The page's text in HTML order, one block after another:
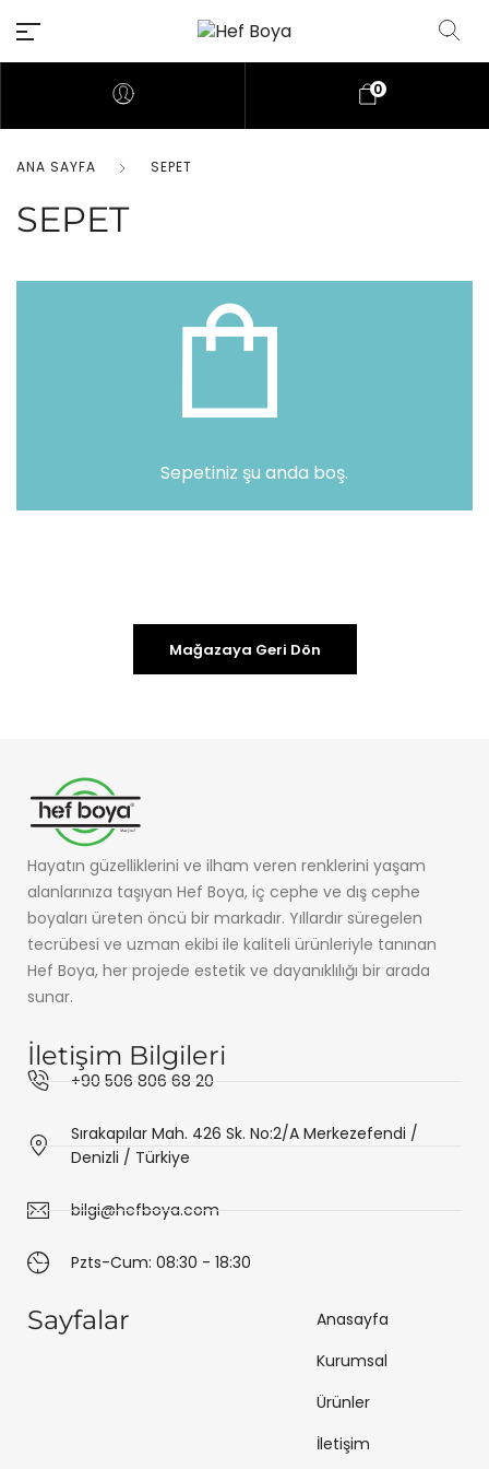
0
ANA SAYFA SEPET
SEPET
Sepetiniz şu anda boş.
Mağazaya Geri Dön
Hayatın güzelliklerini ve ilham veren renklerini yaşam
alanlarınıza taşıyan Hef Boya, iç cephe ve dış cephe
boyaları üreten öncü bir markadır. Yıllardır süregelen
tecrübesi ve uzman ekibi ile kaliteli ürünleriyle tanınan
Hef Boya, her projede estetik ve dayanıklılığı bir arada
sunar.
İletişim Bilgileri
+90 506 806 68 20
Sırakapılar Mah. 426 Sk. No:2/A Merkezefendi /
Denizli / Türkiye
bilgi@hefboya.com
Pzts-Cum: 08:30 - 18:30
Sayfalar
Anasayfa
Kurumsal
Ürünler
İletişim